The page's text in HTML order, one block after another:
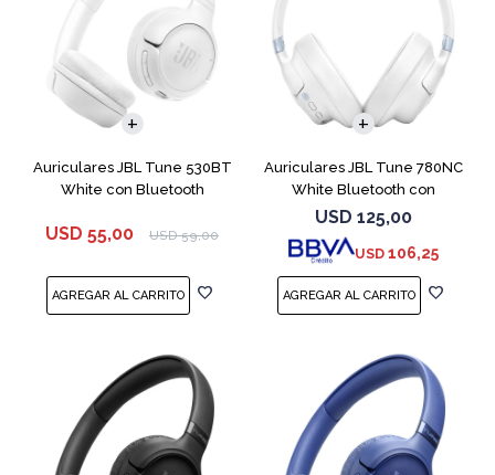
Auriculares JBL Tune 530BT
White con Bluetooth
USD 55,00 USD 59,00
Auriculares JBL Tune 780NC
White Bluetooth con
Micrófono
USD 125,00
USD 106,25